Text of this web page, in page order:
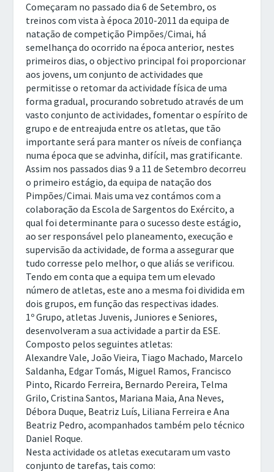
Começaram no passado dia 6 de Setembro, os
treinos com vista à época 2010-2011 da equipa de
natação de competição Pimpões/Cimai, há
semelhança do ocorrido na época anterior, nestes
primeiros dias, o objectivo principal foi proporcionar
aos jovens, um conjunto de actividades que
permitisse o retomar da actividade física de uma
forma gradual, procurando sobretudo através de um
vasto conjunto de actividades, fomentar o espírito de
grupo e de entreajuda entre os atletas, que tão
importante será para manter os níveis de confiança
numa época que se advinha, difícil, mas gratificante.
Assim nos passados dias 9 a 11 de Setembro decorreu
o primeiro estágio, da equipa de natação dos
Pimpões/Cimai. Mais uma vez contámos com a
colaboração da Escola de Sargentos do Exército, a
qual foi determinante para o sucesso deste estágio,
ao ser responsável pelo planeamento, execução e
supervisão da actividade, de forma a assegurar que
tudo corresse pelo melhor, o que aliás se verificou.
Tendo em conta que a equipa tem um elevado
número de atletas, este ano a mesma foi dividida em
dois grupos, em função das respectivas idades.
1º Grupo, atletas Juvenis, Juniores e Seniores,
desenvolveram a sua actividade a partir da ESE.
Composto pelos seguintes atletas:
Alexandre Vale, João Vieira, Tiago Machado, Marcelo
Saldanha, Edgar Tomás, Miguel Ramos, Francisco
Pinto, Ricardo Ferreira, Bernardo Pereira, Telma
Grilo, Cristina Santos, Mariana Maia, Ana Neves,
Débora Duque, Beatriz Luís, Liliana Ferreira e Ana
Beatriz Pedro, acompanhados também pelo técnico
Daniel Roque.
Nesta actividade os atletas executaram um vasto
conjunto de tarefas, tais como: